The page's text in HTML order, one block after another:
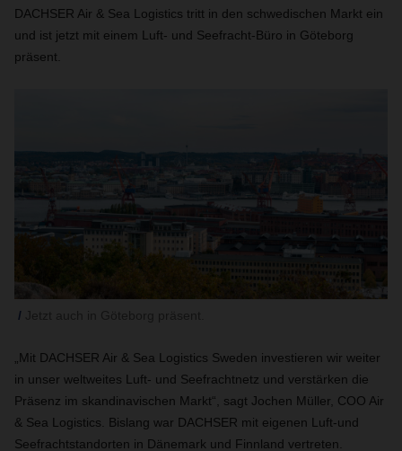
DACHSER Air & Sea Logistics tritt in den schwedischen Markt ein
und ist jetzt mit einem Luft- und Seefracht-Büro in Göteborg
präsent.
„Mit DACHSER Air & Sea Logistics Sweden investieren wir weiter
in unser weltweites Luft- und Seefrachtnetz und verstärken die
Präsenz im skandinavischen Markt“, sagt Jochen Müller, COO Air
& Sea Logistics. Bislang war DACHSER mit eigenen Luft-und
Seefrachtstandorten in Dänemark und Finnland vertreten.